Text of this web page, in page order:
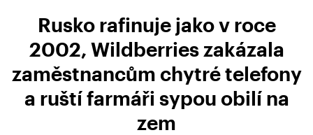
Rusko rafinuje jako v roce
2002, Wildberries zakázala
zaměstnancům chytré telefony
a ruští farmáři sypou obilí na
zem